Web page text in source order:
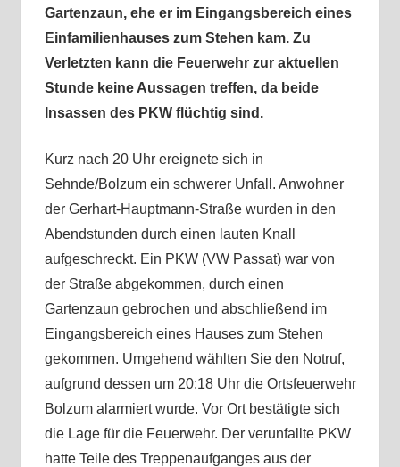
Gartenzaun, ehe er im Eingangsbereich eines
Einfamilienhauses zum Stehen kam. Zu
Verletzten kann die Feuerwehr zur aktuellen
Stunde keine Aussagen treffen, da beide
Insassen des PKW flüchtig sind.
Kurz nach 20 Uhr ereignete sich in
Sehnde/Bolzum ein schwerer Unfall. Anwohner
der Gerhart-Hauptmann-Straße wurden in den
Abendstunden durch einen lauten Knall
aufgeschreckt. Ein PKW (VW Passat) war von
der Straße abgekommen, durch einen
Gartenzaun gebrochen und abschließend im
Eingangsbereich eines Hauses zum Stehen
gekommen. Umgehend wählten Sie den Notruf,
aufgrund dessen um 20:18 Uhr die Ortsfeuerwehr
Bolzum alarmiert wurde. Vor Ort bestätigte sich
die Lage für die Feuerwehr. Der verunfallte PKW
hatte Teile des Treppenaufganges aus der